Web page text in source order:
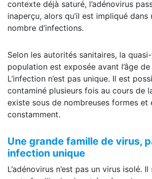
contexte déjà saturé, l’adénovirus
inaperçu, alors qu’il est impliqué dans
nombre d’infections.
Selon les autorités sanitaires, la
population est exposée avant l’âge de
L’infection n’est pas unique. Il est
contaminé plusieurs fois au cours de
existe sous de nombreuses formes et
constamment.
Une grande famille de virus,
infection unique
L’adénovirus n’est pas un virus isolé. Il